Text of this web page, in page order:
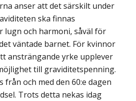
anser att det särskilt under
ska finnas
och harmoni, såväl för
väntade barnet. För kvinnor
ansträngande yrke upplever
till graviditetspenning.
från och med den 60:e dagen
Trots detta nekas idag